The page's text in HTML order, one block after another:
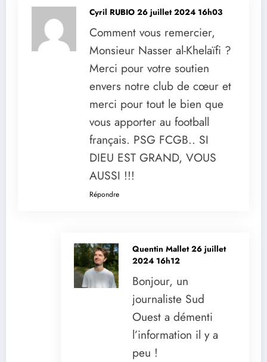
Cyril RUBIO 26 juillet 2024 16h03
Comment vous remercier,
Monsieur Nasser al-Khelaïfi ?
Merci pour votre soutien
envers notre club de cœur et
merci pour tout le bien que
vous apporter au football
français. PSG FCGB.. SI
DIEU EST GRAND, VOUS
AUSSI !!!
Répondre
Quentin Mallet26 juillet
2024 16h12
Bonjour, un
journaliste Sud
Ouest a démenti
l’information il y a
peu !